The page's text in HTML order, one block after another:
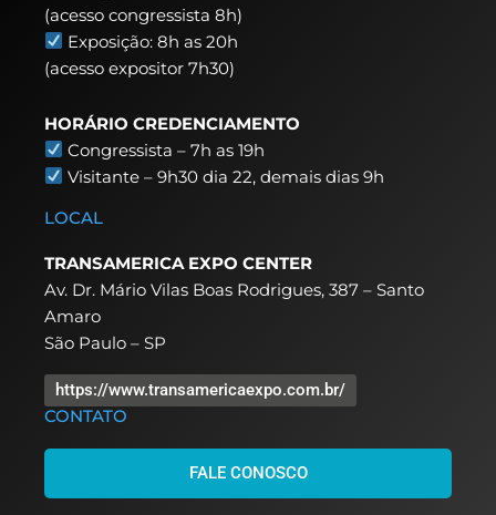
(acesso congressista 8h)
Exposição: 8h as 20h
(acesso expositor 7h30)
HORÁRIO CREDENCIAMENTO
Congressista – 7h as 19h
Visitante – 9h30 dia 22,demais dias 9h
LOCAL
TRANSAMERICA EXPO CENTER
Av. Dr. Mário Vilas Boas Rodrigues, 387 – Santo
Amaro
São Paulo – SP
https://www.transamericaexpo.com.br/
CONTATO
FALE CONOSCO